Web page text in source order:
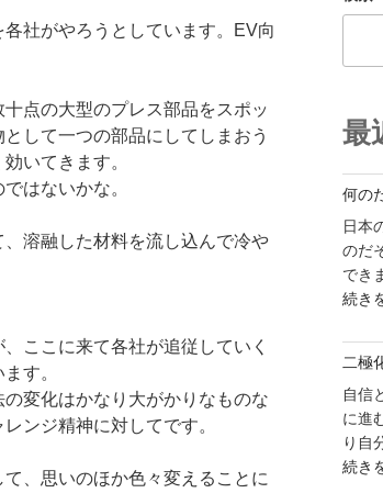
社がやろうとしています。EV向
点の大型のプレス部品をスポッ
して一つの部品にしてしまおう
いてきます。
はないかな。
溶融した材料を流し込んで冷や
ここに来て各社が追従していく
す。
変化はかなり大がかりなものな
ンジ精神に対してです。
、思いのほか色々変えることに
最
何の
日本
のだ
でき
"何
た
め
に？
4"
の
続き
二極
自信
に進
り自
"二
続き